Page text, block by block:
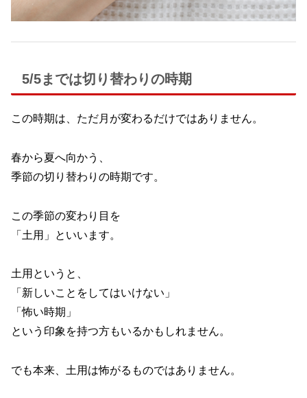
5/5までは切り替わりの時期
この時期は、ただ月が変わるだけではありません。
春から夏へ向かう、
季節の切り替わりの時期です。
この季節の変わり目を
「土用」といいます。
土用というと、
「新しいことをしてはいけない」
「怖い時期」
という印象を持つ方もいるかもしれません。
でも本来、土用は怖がるものではありません。